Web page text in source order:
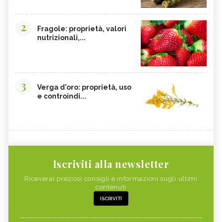
2
Fragole: proprietà, valori
nutrizionali,...
3
Verga d'oro: proprietà, uso
e controindi...
Iscriviti alla newsletter
Riceverai preziosi consigli e informazioni sugli ultimi
contenuti
ISCRIVITI